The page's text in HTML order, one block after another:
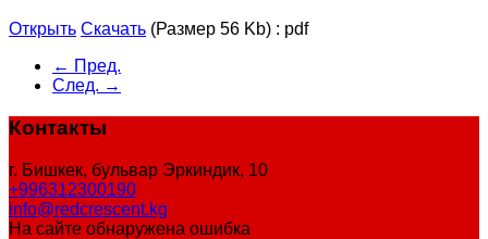
Открыть Скачать (Размер 56 Kb) : pdf
← Пред.
След. →
Контакты
г. Бишкек, бульвар Эркиндик, 10
+996312300190
info@redcrescent.kg
На сайте обнаружена ошибка